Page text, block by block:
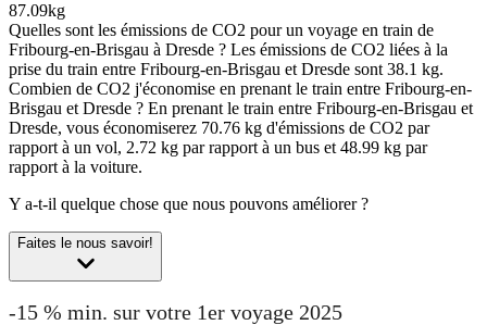
87.09kg
Quelles sont les émissions de CO2 pour un voyage en train de
Fribourg-en-Brisgau à Dresde ? Les émissions de CO2 liées à la
prise du train entre Fribourg-en-Brisgau et Dresde sont 38.1 kg.
Combien de CO2 j'économise en prenant le train entre Fribourg-en-
Brisgau et Dresde ? En prenant le train entre Fribourg-en-Brisgau et
Dresde, vous économiserez 70.76 kg d'émissions de CO2 par
rapport à un vol, 2.72 kg par rapport à un bus et 48.99 kg par
rapport à la voiture.
Y a-t-il quelque chose que nous pouvons améliorer ?
Faites le nous savoir!
-15 % min. sur votre 1er voyage 2025